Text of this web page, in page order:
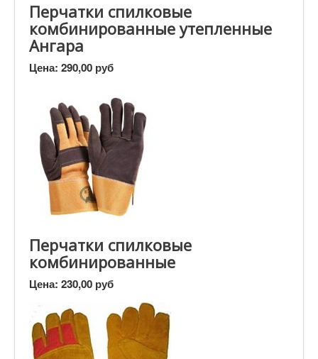
Перчатки спилковые
комбинированные утепленные
Ангара
Цена: 290,00 руб
Перчатки спилковые
комбинированные
Цена: 230,00 руб